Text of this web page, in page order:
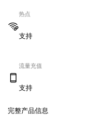
热点
支持
流量充值
支持
完整产品信息